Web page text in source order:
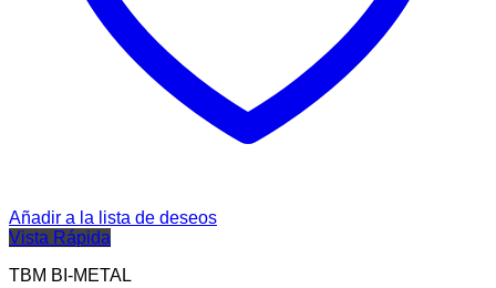
Añadir a la lista de deseos
Vista Rápida
TBM BI-METAL